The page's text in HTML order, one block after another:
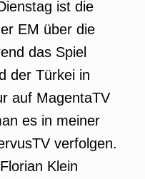
ist die
EM über die
das Spiel
der Türkei in
auf MagentaTV
es in meiner
verfolgen.
Klein